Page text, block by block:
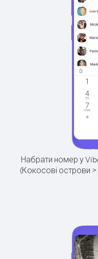
Набрати номер у
(Кокосові острови >